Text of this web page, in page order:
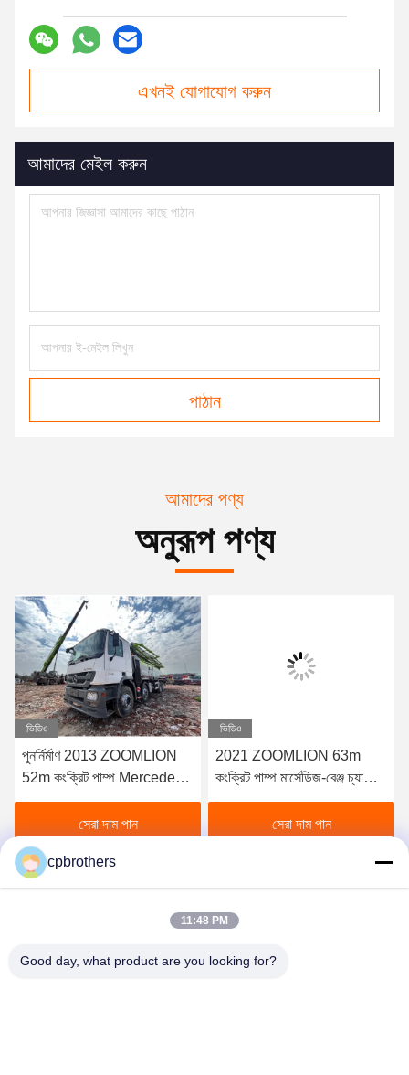
এখনই যোগাযোগ করুন
আমাদের মেইল করুন
পাঠান
আমাদের পণ্য
অনুরূপ পণ্য
ভিডিও
পুনর্নির্মাণ 2013 ZOOMLION
52m কংক্রিট পাম্প Mercedes-
Benz বিক্রয়ের জন্য
সেরা দাম পান
ভিডিও
2021 ZOOMLION 63m
কংক্রিট পাম্প মার্সেডিজ-বেঞ্জ চ্যাসিতে
বিক্রয়ের জন্য
সেরা দাম পান
cpbrothers
11:48 PM
Good day, what product are you looking for?